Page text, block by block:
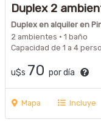
Duplex 2
Duplex en alquiler en
2 ambientes · 1 baño
Capacidad de 1 a 4
u$s 70 por día
Mapa Incluye